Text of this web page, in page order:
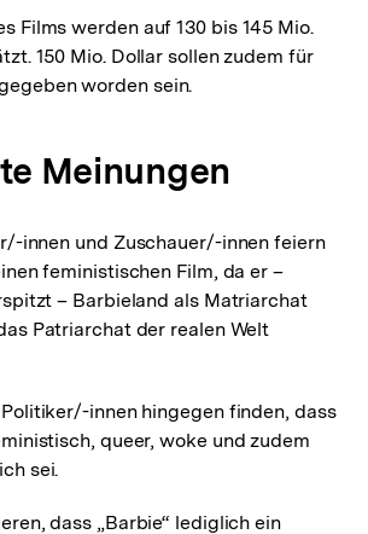
Films werden auf 130 bis 145 Mio.
150 Mio. Dollar sollen zudem für
worden sein.
Meinungen
innen und Zuschauer/-innen feiern
feministischen Film, da er –
– Barbieland als Matriarchat
Patriarchat der realen Welt
innen hingegen finden, dass
queer, woke und zudem
sei.
dass „Barbie“ lediglich ein